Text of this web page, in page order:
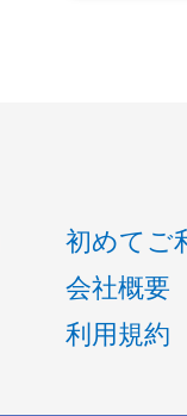
初めてご
会社概要
利用規約